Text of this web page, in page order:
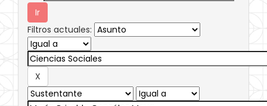
Filtros actuales: